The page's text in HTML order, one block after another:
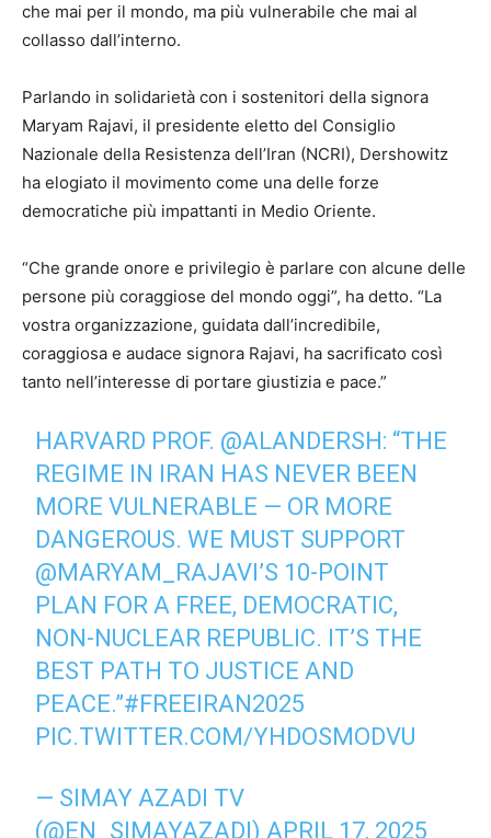
che mai per il mondo, ma più vulnerabile che mai al
collasso dall’interno.
Parlando in solidarietà con i sostenitori della signora
Maryam Rajavi, il presidente eletto del Consiglio
Nazionale della Resistenza dell’Iran (NCRI), Dershowitz
ha elogiato il movimento come una delle forze
democratiche più impattanti in Medio Oriente.
“Che grande onore e privilegio è parlare con alcune delle
persone più coraggiose del mondo oggi”, ha detto. “La
vostra organizzazione, guidata dall’incredibile,
coraggiosa e audace signora Rajavi, ha sacrificato così
tanto nell’interesse di portare giustizia e pace.”
HARVARD PROF. @ALANDERSH : “THE
REGIME IN IRAN HAS NEVER BEEN
MORE VULNERABLE — OR MORE
DANGEROUS. WE MUST SUPPORT
@MARYAM_RAJAVI ’S 10-POINT
PLAN FOR A FREE, DEMOCRATIC,
NON-NUCLEAR REPUBLIC. IT’S THE
BEST PATH TO JUSTICE AND
PEACE.”#FREEIRAN2025
PIC.TWITTER.COM/YHDOSMODVU
— SIMAY AZADI TV
(@EN_SIMAYAZADI)APRIL 17, 2025